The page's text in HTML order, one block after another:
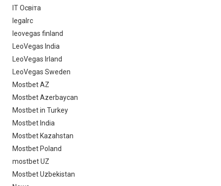
IT Освіта
legalrc
leovegas finland
LeoVegas India
LeoVegas Irland
LeoVegas Sweden
Mostbet AZ
Mostbet Azerbaycan
Mostbet in Turkey
Mostbet India
Mostbet Kazahstan
Mostbet Poland
mostbet UZ
Mostbet Uzbekistan